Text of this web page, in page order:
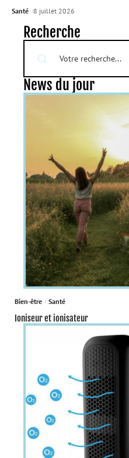
Santé 8 juillet 2026
Recherche
News du jour
Bien-être Santé
Ioniseur et ionisateur